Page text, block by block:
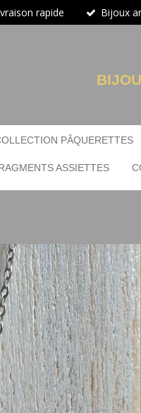
rapide Bijoux
PÂQUERETTES
ASSIETTES